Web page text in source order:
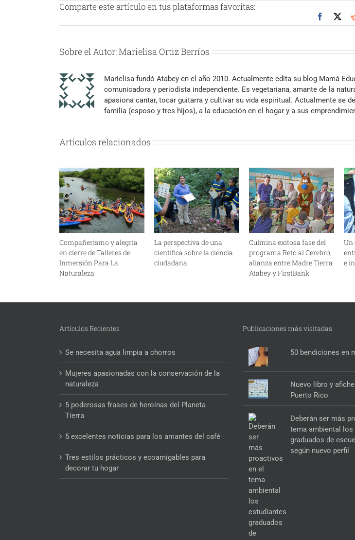
Comparte este artículo en tus plataformas favoritas:
Facebook
X
Sobre el Autor:Marielisa Ortiz Berríos
Marielisa fundó Atabey en el año 2010. Actualmente edita su blog Mamá
comunicadora y periodista independiente. Es vegetariana, amante de la
apasiona cantar, tocar guitarra y cultivar su vida espiritual. Actualmente se
familia (esposo y tres hijos), a la educación en el hogar y a sus
Artículos relacionados
Compañerismo y alegría
en cierre de Talleres de
Inmersión Para La
Naturaleza
La perspectiva de una
científica sobre la ciencia
ciudadana
Culmina exitosa fase del
programa Reto al Cerebro,
alianza entre Madre Tierra
Atabey y FirstBank
Un
e
Artículos Recientes
Se necesita agua limpia a chorros
Mujeres apasionadas con la conservación de la
naturaleza
5 poderosas frases de heroínas del Planeta
Tierra
5 excelentes noticias para los amantes del café
Tres estilos prácticos y ecoamigables para
decorar tu hogar
Publicaciones más visitadas
50 bendiciones en
Nuevo libro y
Puerto Rico
Deberán ser más
tema ambiental los
graduados de
según nuevo perfil